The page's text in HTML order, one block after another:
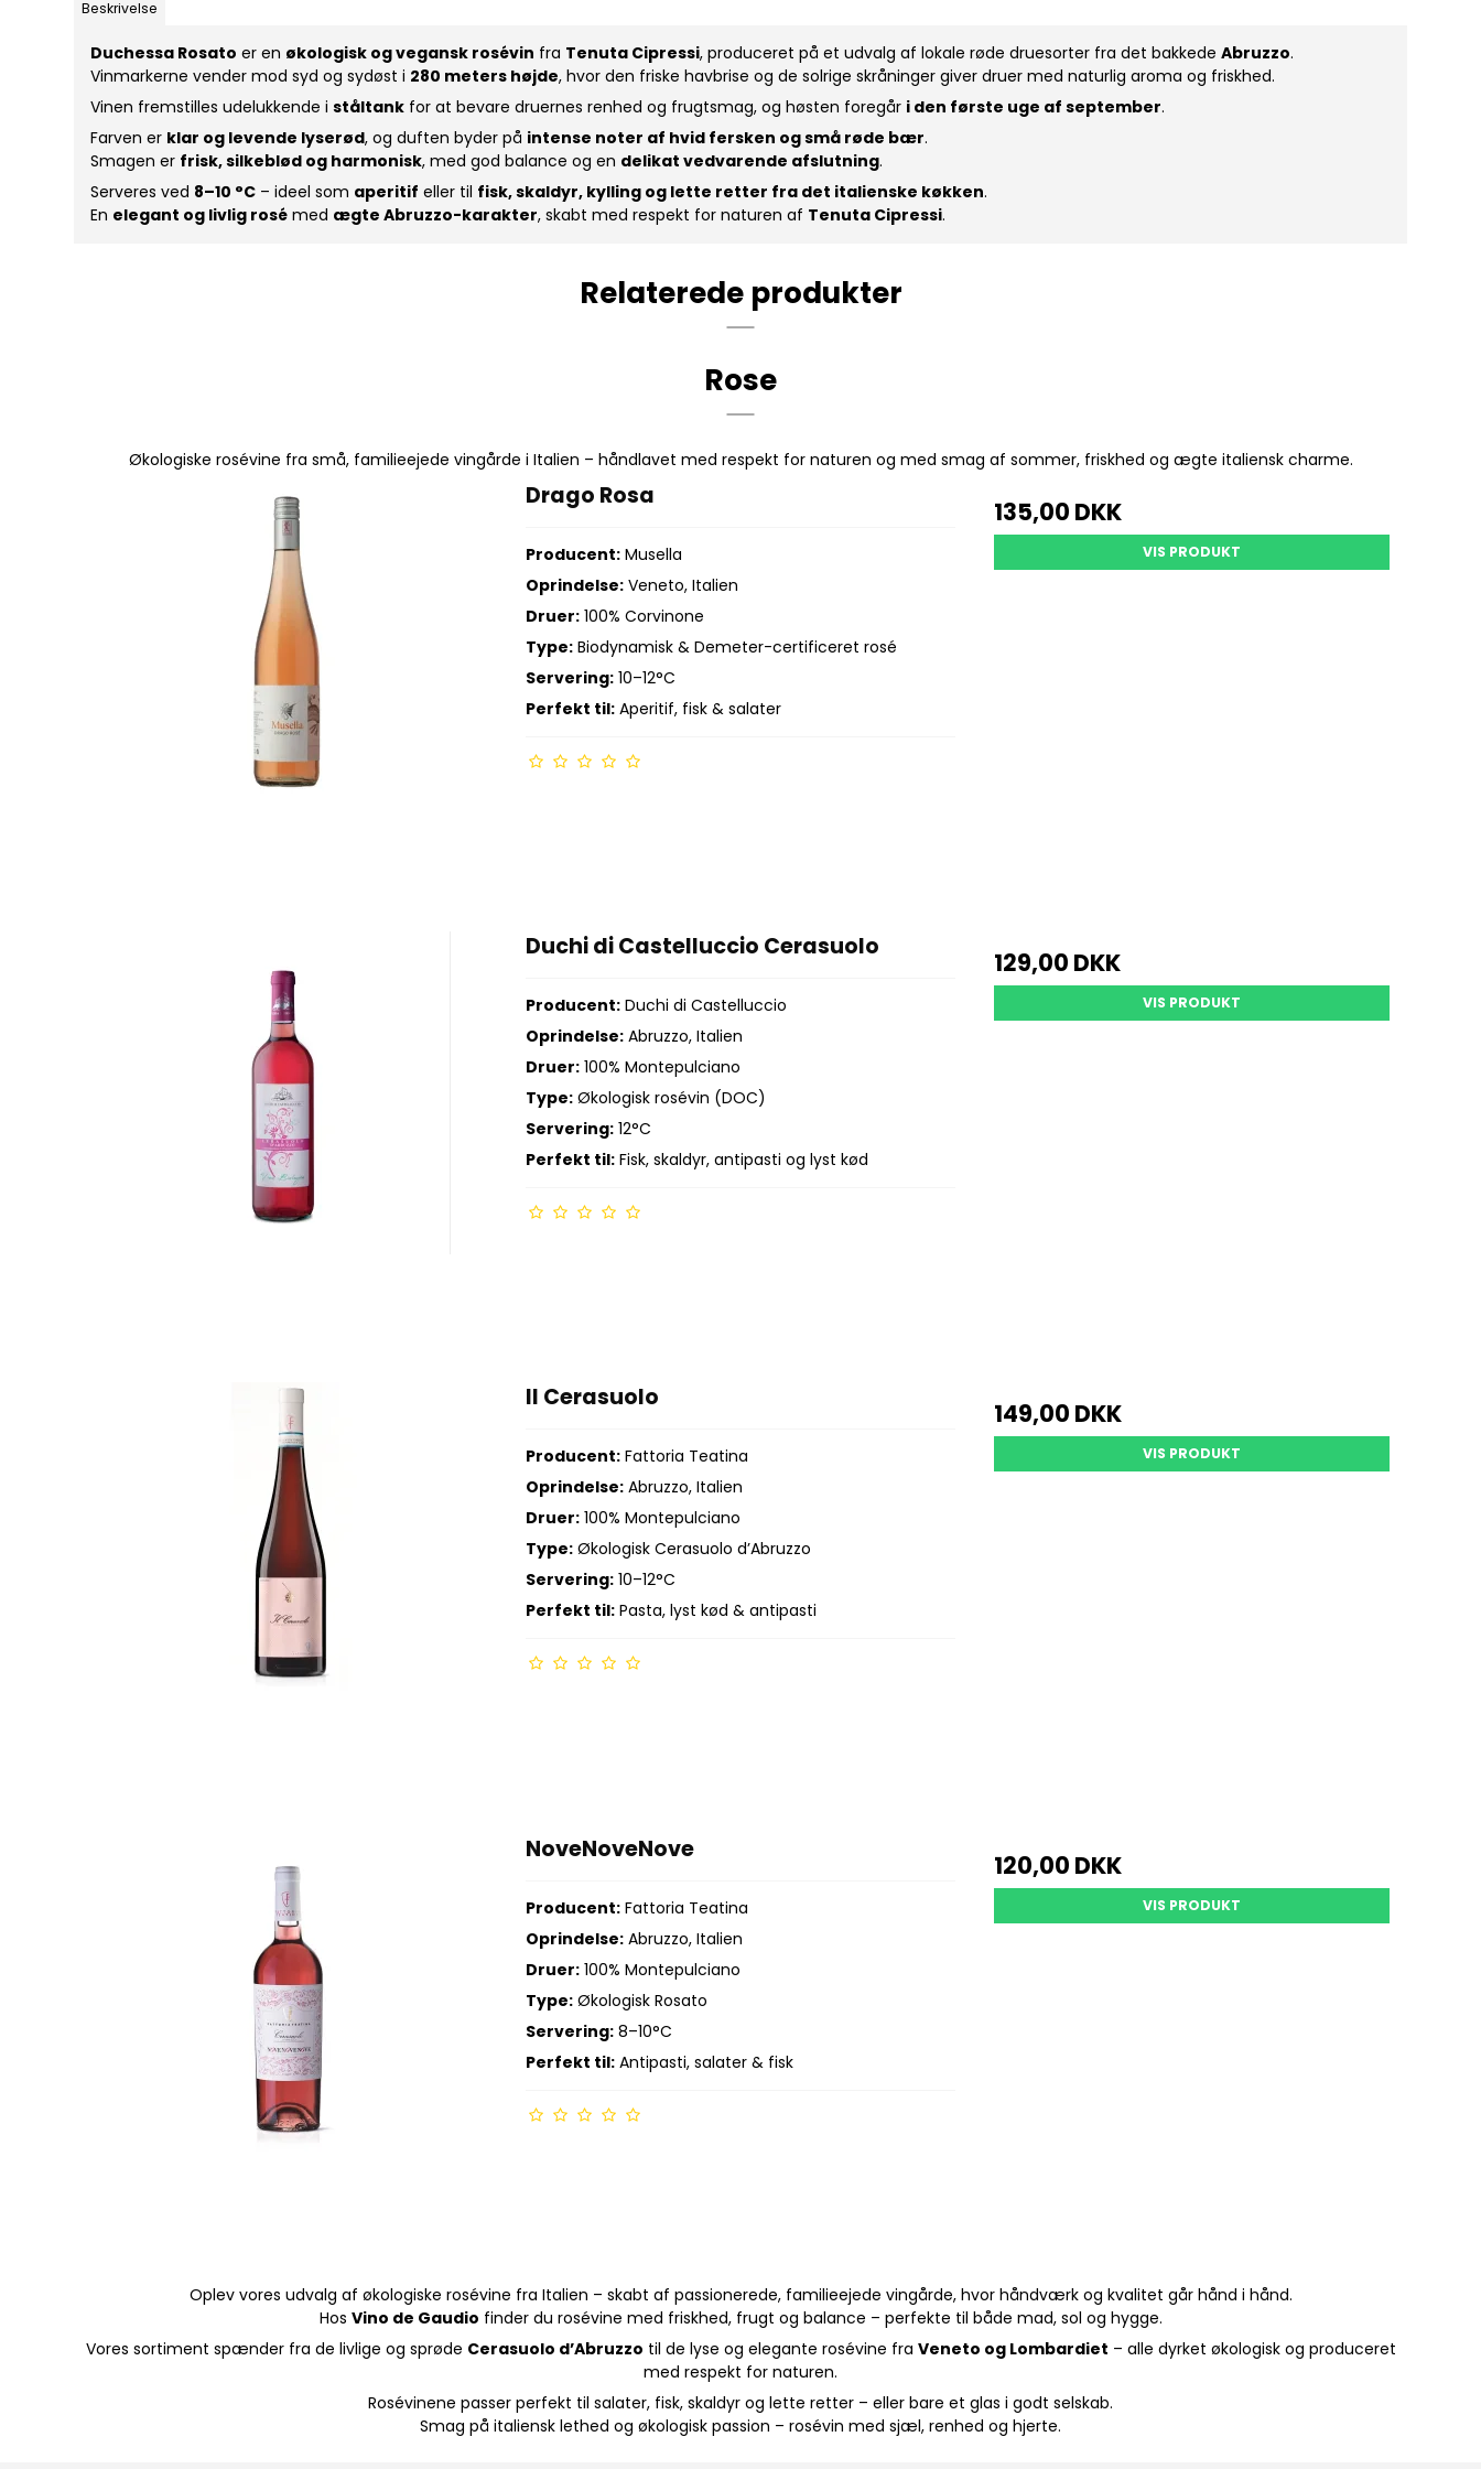
Beskrivelse
Duchessa Rosato er en økologisk og vegansk rosévin fra Tenuta Cipressi, produceret på et udvalg af lokale røde druesorter fra det bakkedeAbruzzo.
Vinmarkerne vender mod syd og sydøst i 280 meters højde, hvor den friske havbrise og de solrige skråninger giver druer med naturlig aroma og friskhed.
Vinen fremstilles udelukkende iståltank for at bevare druernes renhed og frugtsmag, og høsten foregår i den første uge af september.
Farven er klar og levende lyserød, og duften byder på intense noter af hvid fersken og små røde bær.
Smagen er frisk, silkeblød og harmonisk, med god balance og en delikat vedvarende afslutning.
Serveres ved 8–10 °C – ideel som aperitif eller til fisk, skaldyr, kylling og lette retter fra det italienske køkken.
En elegant og livlig rosé med ægte Abruzzo-karakter, skabt med respekt for naturen af Tenuta Cipressi.
Relaterede produkter
Rose
Økologiske rosévine fra små, familieejede vingårde i Italien – håndlavet med respekt for naturen og med smag af sommer, friskhed og ægte italiensk charme.
Drago Rosa
Producent: Musella
Oprindelse: Veneto, Italien
Druer: 100% Corvinone
Type: Biodynamisk & Demeter-certificeret rosé
Servering: 10–12°C
Perfekt til: Aperitif, fisk & salater
135,00 DKK
VIS PRODUKT
Duchi di Castelluccio Cerasuolo
Producent: Duchi di Castelluccio
Oprindelse: Abruzzo, Italien
Druer: 100% Montepulciano
Type: Økologisk rosévin (DOC)
Servering: 12°C
Perfekt til: Fisk, skaldyr, antipasti og lyst kød
129,00 DKK
VIS PRODUKT
Il Cerasuolo
Producent: Fattoria Teatina
Oprindelse: Abruzzo, Italien
Druer: 100% Montepulciano
Type: Økologisk Cerasuolo d’Abruzzo
Servering: 10–12°C
Perfekt til: Pasta, lyst kød & antipasti
149,00 DKK
VIS PRODUKT
NoveNoveNove
Producent: Fattoria Teatina
Oprindelse: Abruzzo, Italien
Druer: 100% Montepulciano
Type: Økologisk Rosato
Servering: 8–10°C
Perfekt til: Antipasti, salater & fisk
120,00 DKK
VIS PRODUKT
Oplev vores udvalg af økologiske rosévine fra Italien – skabt af passionerede, familieejede vingårde, hvor håndværk og kvalitet går hånd i hånd.
Hos Vino de Gaudio finder du rosévine med friskhed, frugt og balance – perfekte til både mad, sol og hygge.
Vores sortiment spænder fra de livlige og sprøde Cerasuolo d’Abruzzo til de lyse og elegante rosévine fra Veneto og Lombardiet – alle dyrket økologisk og produceret
med respekt for naturen.
Rosévinene passer perfekt til salater, fisk, skaldyr og lette retter – eller bare et glas i godt selskab.
Smag på italiensk lethed og økologisk passion – rosévin med sjæl, renhed og hjerte.